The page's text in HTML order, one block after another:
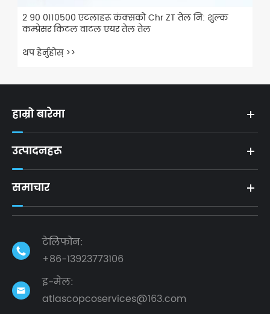
2 90 0110500 एटलाहरू कंक्सको Chr ZT तेल नि: शुल्क
कम्प्रेसर किटल वाटल एयर तेल तेल
थप हेर्नुहोस् >>
हाम्रो बारेमा
उत्पादनहरू
समाचार

टेलिफोन:
+86-13923773106

इ-मेल:
atlascopcoservices@163.com